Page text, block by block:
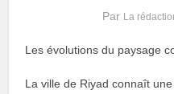
Par La
Les évolutions du paysage
La ville de Riyad connaît